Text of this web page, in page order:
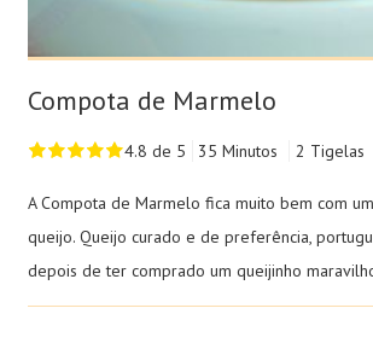
Compota de Marmelo
4.8 de 5 35 Minutos 2 Tigelas
A Compota de Marmelo fica muito bem com
queijo. Queijo curado e de preferência,
depois de ter comprado um queijinho